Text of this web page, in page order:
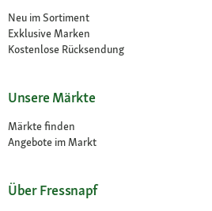
Neu im Sortiment
Exklusive Marken
Kostenlose Rücksendung
Unsere Märkte
Märkte finden
Angebote im Markt
Über Fressnapf